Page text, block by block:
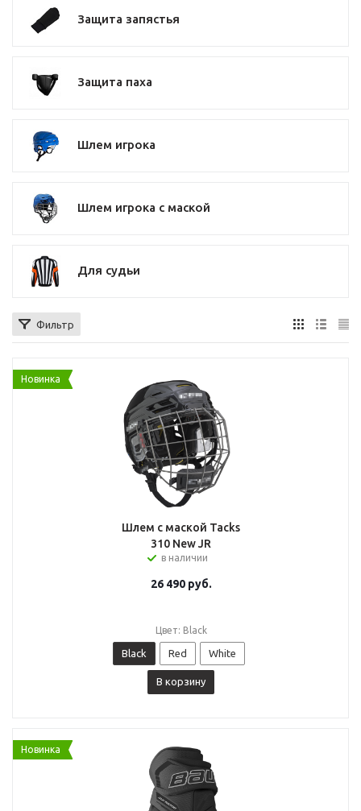
Защита запястья
Защита паха
Шлем игрока
Шлем игрока с маской
Для судьи
Фильтр
Новинка
Шлем с маской Tacks
310 New JR
в наличии
26 490руб.
Цвет: Black
Black Red White
В корзину
Новинка